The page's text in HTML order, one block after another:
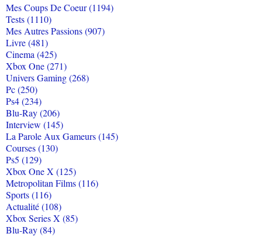
Mes Coups De Coeur (1194)
Tests (1110)
Mes Autres Passions (907)
Livre (481)
Cinema (425)
Xbox One (271)
Univers Gaming (268)
Pc (250)
Ps4 (234)
Blu-Ray (206)
Interview (145)
La Parole Aux Gameurs (145)
Courses (130)
Ps5 (129)
Xbox One X (125)
Metropolitan Films (116)
Sports (116)
Actualité (108)
Xbox Series X (85)
Blu-Ray (84)